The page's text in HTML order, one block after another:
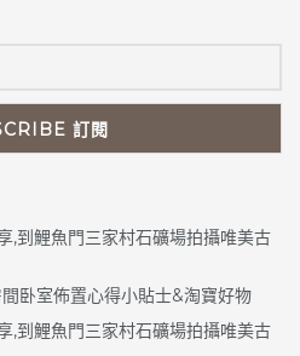
,到鯉魚門三家村石礦場拍攝唯美古
卧室佈置心得小貼士&淘寶好物
,到鯉魚門三家村石礦場拍攝唯美古